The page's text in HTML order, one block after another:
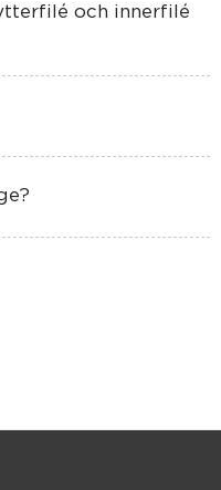
och innerfilé